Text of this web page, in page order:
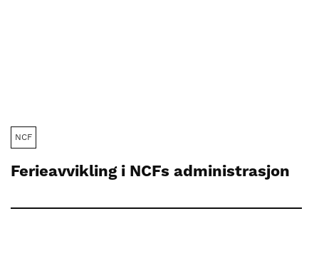
NCF
Ferieavvikling i NCFs administrasjon